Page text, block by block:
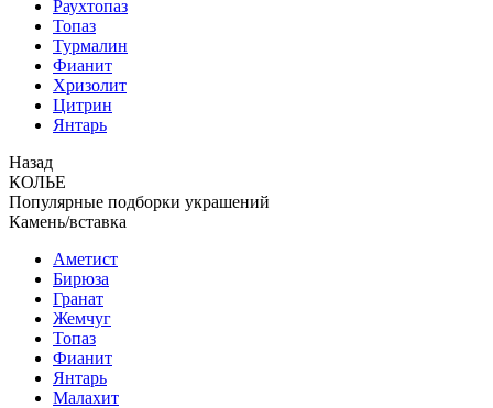
Раухтопаз
Топаз
Турмалин
Фианит
Хризолит
Цитрин
Янтарь
Назад
КОЛЬЕ
Популярные подборки украшений
Камень/вставка
Аметист
Бирюза
Гранат
Жемчуг
Топаз
Фианит
Янтарь
Малахит